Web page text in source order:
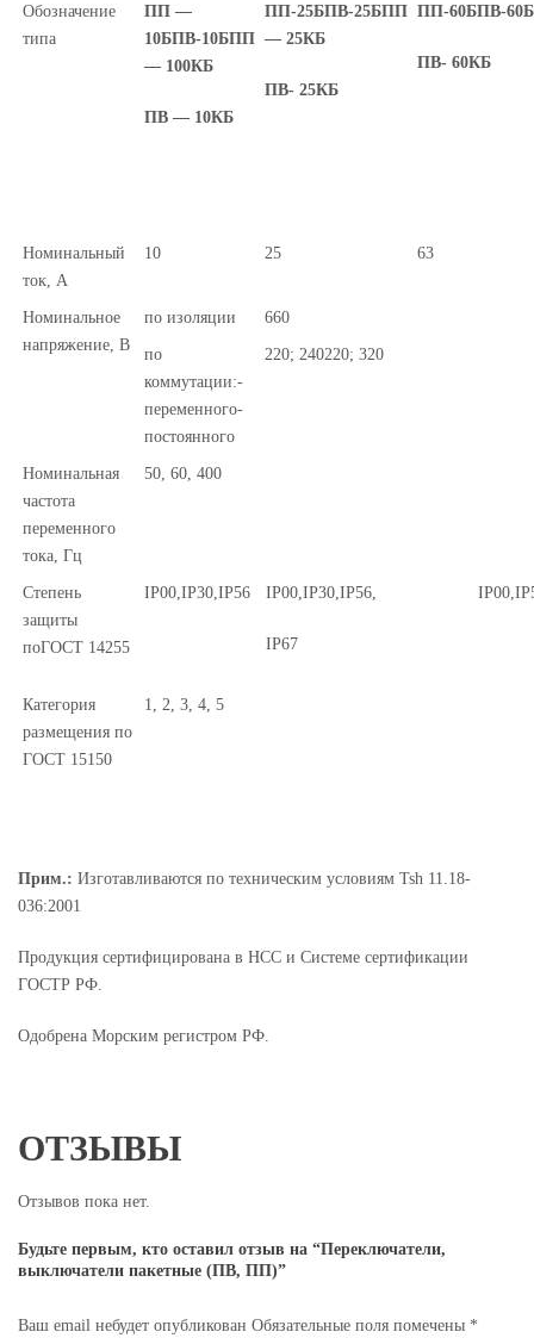
Обозначение
типа
ПП —
10БПВ-10БПП
— 100КБ
ПВ — 10КБ
ПП-25БПВ-25БПП
— 25КБ
ПВ- 25КБ
ПП-60БПВ-60Б
ПВ- 60КБ
Номинальный
ток, А
10 25 63
Номинальное
напряжение, В
по изоляции 660
по
коммутации:-
переменного-
постоянного
220; 240220; 320
Номинальная
частота
переменного
тока, Гц
50, 60, 400
Степень
защиты
поГОСТ 14255
IР00,IP30,IP56 IР00,IP30,IP56,
IP67
Категория
размещения по
ГОСТ 15150
1, 2, 3, 4, 5
Прим.: Изготавливаются по техническим условиям Tsh 11.18-
036:2001
Продукция сертифицирована в НСС и Системе сертификации
ГОСТР РФ.
Одобрена Морским регистром РФ.
ОТЗЫВЫ
Отзывов пока нет.
Будьте первым, кто оставил отзыв на “Переключатели,
выключатели пакетные (ПВ, ПП)”
Ваш email небудет опубликован Обязательные поля помечены *